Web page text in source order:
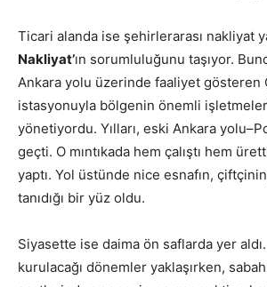
Ticari alanda ise şehirlerarası nakliyat
Nakliyat’ın sorumluluğunu taşıyor.
Ankara yolu üzerinde faaliyet gösteren
istasyonuyla bölgenin önemli
yönetiyordu. Yılları, eski Ankara
geçti. O mıntıkada hem çalıştı hem
yaptı. Yol üstünde nice esnafın,
tanıdığı bir yüz oldu.
Siyasette ise daima ön saflarda yer aldı.
kurulacağı dönemler yaklaşırken,